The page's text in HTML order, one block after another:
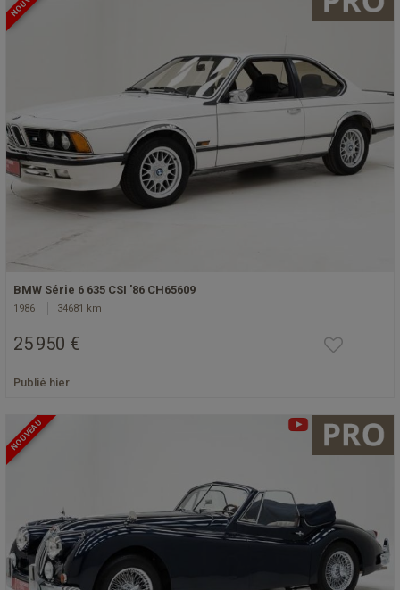
BMW Série 6 635 CSI '86 CH65609
1986 34681 km
25 950 €
Publié hier
NOUVEAU